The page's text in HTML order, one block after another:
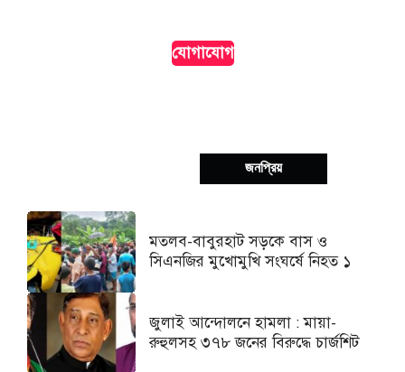
যোগাযোগ
জনপ্রিয়
মতলব-বাবুরহাট সড়কে বাস ও
সিএনজির মুখোমুখি সংঘর্ষে নিহত ১
জুলাই আন্দোলনে হামলা : মায়া-
রুহুলসহ ৩৭৮ জনের বিরুদ্ধে চার্জশিট